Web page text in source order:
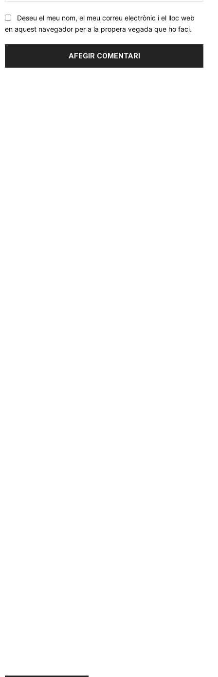
Deseu el meu nom, el meu correu electrònic i el lloc web
en aquest navegador per a la propera vegada que ho faci.